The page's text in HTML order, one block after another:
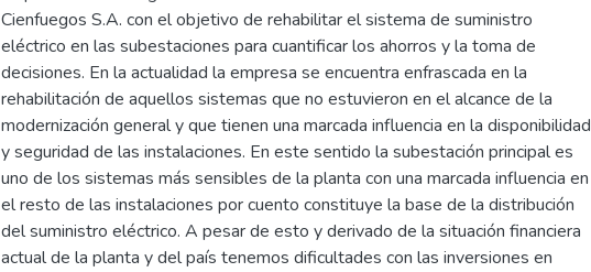
Cienfuegos S.A. con el objetivo de rehabilitar el sistema de suministro
eléctrico en las subestaciones para cuantificar los ahorros y la toma de
decisiones. En la actualidad la empresa se encuentra enfrascada en la
rehabilitación de aquellos sistemas que no estuvieron en el alcance de la
modernización general y que tienen una marcada influencia en la disponibilidad
y seguridad de las instalaciones. En este sentido la subestación principal es
uno de los sistemas más sensibles de la planta con una marcada influencia en
el resto de las instalaciones por cuento constituye la base de la distribución
del suministro eléctrico. A pesar de esto y derivado de la situación financiera
actual de la planta y del país tenemos dificultades con las inversiones en